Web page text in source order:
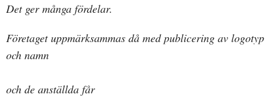
Det ger många fördelar.
Företaget uppmärksammas då med publicering av logotyp
och namn
och de anställda får